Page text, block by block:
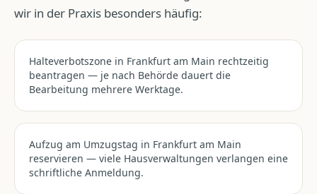
wir in der Praxis besonders häufig:
Halteverbotszone in Frankfurt am Main rechtzeitig
beantragen — je nach Behörde dauert die
Bearbeitung mehrere Werktage.
Aufzug am Umzugstag in Frankfurt am Main
reservieren — viele Hausverwaltungen verlangen eine
schriftliche Anmeldung.